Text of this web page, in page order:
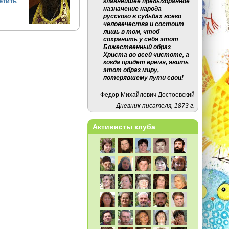
назначение народа
русского в судьбах всего
человечества и состоит
лишь в том, чтоб
сохранить у себя этот
Божественный образ
Христа во всей чистоте, а
когда придёт время, явить
этот образ миру,
потерявшему пути свои!
Федор Михайлович Достоевский
Дневник писателя, 1873 г.
Активисты клуба